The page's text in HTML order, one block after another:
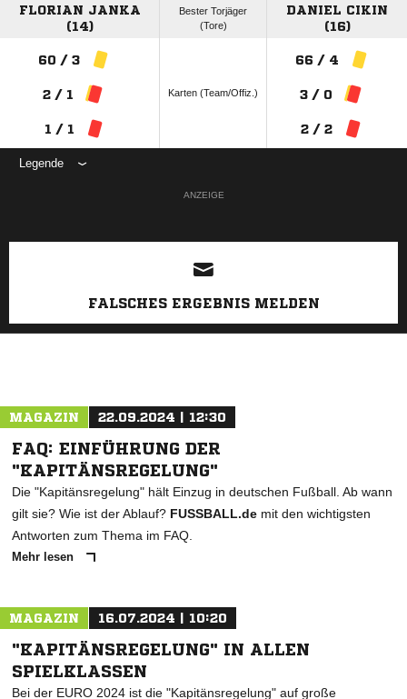
FLORIAN JANKA
(14)
Bester Torjäger
(Tore)
DANIEL CIKIN
(16)
60 / 3
2 / 1
1 / 1
Karten (Team/Offiz.)
66 / 4
3 / 0
2 / 2
Legende
ANZEIGE
FALSCHES ERGEBNIS MELDEN
MAGAZIN 22.09.2024 | 12:30
FAQ: EINFÜHRUNG DER
"KAPITÄNSREGELUNG"
Die "Kapitänsregelung" hält Einzug in deutschen Fußball. Ab wann
gilt sie? Wie ist der Ablauf? FUSSBALL.de mit den wichtigsten
Antworten zum Thema im FAQ.
Mehr lesen
MAGAZIN 16.07.2024 | 10:20
"KAPITÄNSREGELUNG" IN ALLEN
SPIELKLASSEN
Bei der EURO 2024 ist die "Kapitänsregelung" auf große